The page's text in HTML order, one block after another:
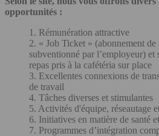
opportunités :
1. Rémunération attractive
2. « Job Ticket » (abonnement
subventionné par l’employeur) et
repas pris à la cafétéria sur place
3. Excellentes connexions de
de travail
4. Tâches diverses et stimulantes
5. Activités d'équipe, réseautage
6. Initiatives en matière de santé
7. Programmes d’intégration